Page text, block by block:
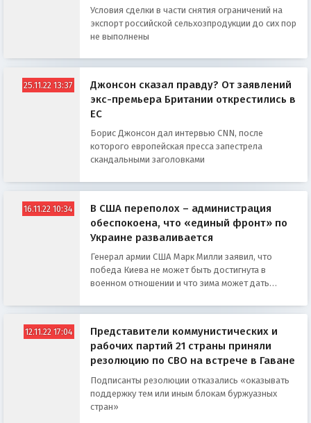
Условия сделки в части снятия ограничений на
экспорт российской сельхозпродукции до сих пор
не выполнены
25.11.22 13:37
Джонсон сказал правду? От заявлений
экс-премьера Британии открестились в
ЕС
Борис Джонсон дал интервью CNN, после
которого европейская пресса запестрела
скандальными заголовками
16.11.22 10:34
В США переполох – администрация
обеспокоена, что «единый фронт» по
Украине разваливается
Генерал армии США Марк Милли заявил, что
победа Киева не может быть достигнута в
военном отношении и что зима может дать
12.11.22 17:04
Представители коммунистических и
рабочих партий 21 страны приняли
резолюцию по СВО на встрече в Гаване
Подписанты резолюции отказались «оказывать
поддержку тем или иным блокам буржуазных
стран»